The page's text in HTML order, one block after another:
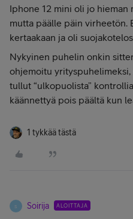
Iphone 12 mini oli jo hieman
mutta päälle päin virheetön.
kertaakaan ja oli
Nykyinen puhelin onkin
ohjemoitu
tullut “ulkopuolista”
käännettyä pois päältä kun
1 tykkää tästä
S Soirija ALOITTAJA